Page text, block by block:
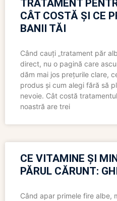
TRATAMENT
CÂT COSTĂ ȘI CE
BANII TĂI
Când cauți „tratament păr
direct, nu o pagină care
dăm mai jos prețurile clare,
produs și cum alegi fără să
nevoie. Cât costă
noastră are trei
CE VITAMINE ȘI
PĂRUL CĂRUNT:
Când apar primele fire albe,